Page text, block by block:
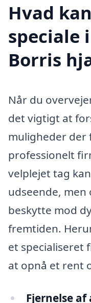
Hvad
speciale
Borris
Når du
det vigtigt at
muligheder der
professionelt
velplejet tag
udseende,
beskytte mod
fremtiden.
et specialiseret
at opnå et rent
Fjernelse af